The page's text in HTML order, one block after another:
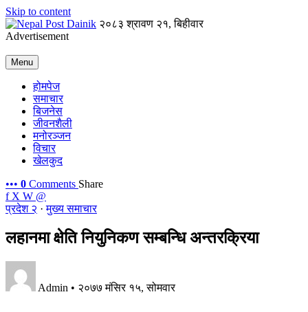
Skip to content
२०८३ श्रावण २१, बिहीवार
Advertisement
Menu
होमपेज
समाचार
बिजनेस
जीवनशैली
मनोरञ्जन
विचार
खेलकुद
••• 0 Comments Share
f X W @
प्रदेश २ ·मुख्य समाचार
लहानमा क्षेति नियुनिकण सम्बन्धि अन्तरक्रिया
Admin • २०७७ मंसिर १५, सोमवार